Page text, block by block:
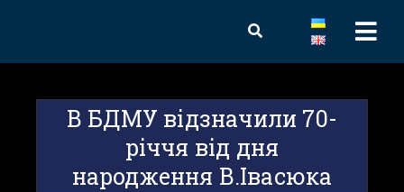
В БДМУ відзначили 70-
річчя від дня
народження В.Івасюка